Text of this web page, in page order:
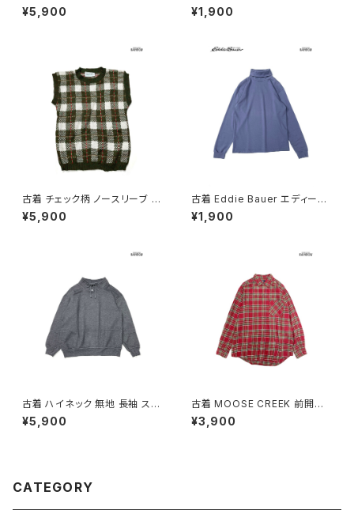
ル 長袖 シャツ 茶 (ttu250104
1)
¥5,900
フ 前開き 無地 リネン 長袖 ブラ
ウス こげ茶 (ttu2509069)
¥1,900
古着 チェック柄 ノースリーブ ベ
スト 緑 (ttu2501125)
¥5,900
古着 Eddie Bauer エディーバ
ウアー タートルネック 無地 コッ
トン100％ 長袖 Ｔシャツ くすみ
¥1,900
古着 ハイネック 無地 長袖 スウ
ェット トレーナー グレー (ttu25
01281)
¥5,900
古着 MOOSE CREEK 前開き
チェック柄 コットン100％ フラン
ネル 長袖 シャツ 赤 (ttu25090
¥3,900
CATEGORY